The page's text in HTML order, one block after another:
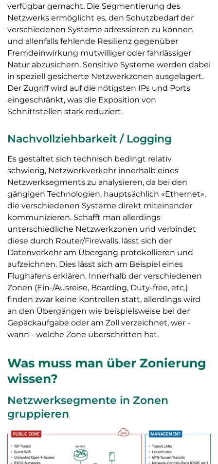
verfügbar gemacht. Die Segmentierung des
Netzwerks ermöglicht es, den Schutzbedarf der
verschiedenen Systeme adressieren zu können
und allenfalls fehlende Resilienz gegenüber
Fremdeinwirkung mutwilliger oder fahrlässiger
Natur abzusichern. Sensitive Systeme werden dabei
in speziell gesicherte Netzwerkzonen ausgelagert.
Der Zugriff wird auf die nötigsten IPs und Ports
eingeschränkt, was die Exposition von
Schnittstellen stark reduziert.
Nachvollziehbarkeit / Logging
Es gestaltet sich technisch bedingt relativ
schwierig, Netzwerkverkehr innerhalb eines
Netzwerksegments zu analysieren, da bei den
gängigen Technologien, hauptsächlich «Ethernet»,
die verschiedenen Systeme direkt miteinander
kommunizieren. Schafft man allerdings
unterschiedliche Netzwerkzonen und verbindet
diese durch Router/Firewalls, lässt sich der
Datenverkehr am Übergang protokollieren und
aufzeichnen. Dies lässt sich am Beispiel eines
Flughafens erklären. Innerhalb der verschiedenen
Zonen (Ein-/Ausreise, Boarding, Duty-free, etc.)
finden zwar keine Kontrollen statt, allerdings wird
an den Übergängen wie beispielsweise bei der
Gepäckaufgabe oder am Zoll verzeichnet, wer -
wann - welche Zone überschritten hat.
Was muss man über Zonierung
wissen?
Netzwerksegmente in Zonen
gruppieren